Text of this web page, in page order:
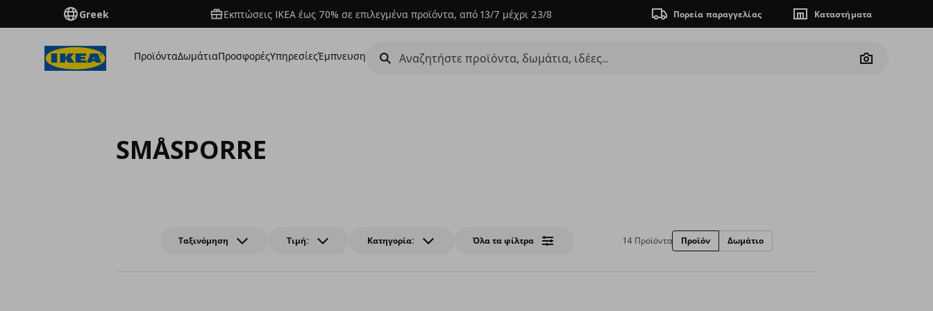
Greek Εκπτώσεις IKEA έως 70% σε επιλεγμένα προϊόντα, από 13/7 μέχρι 23/8 Πορεία παραγγελίας Καταστήματα
ΠροϊόνταΔωμάτιαΠροσφορέςΥπηρεσίεςΈμπνευση
Camera
SMÅSPORRE
Ταξινόμηση Τιμή: Κατηγορία: Όλα τα φίλτρα 14 Προϊόντα Προϊόν Δωμάτιο